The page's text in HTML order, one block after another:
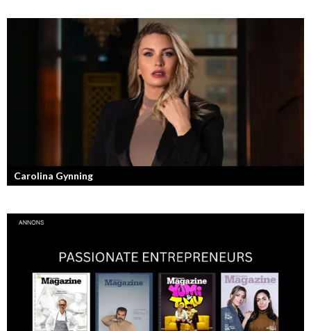
F45 Training med partners som bland annat Mark Wahlberg och
David Beckham i spetsen har nått stora framgångar med sina
träningsstudios...
Carolina Gynning
Under ytan av en passionerad och strukturerad entreprenör.